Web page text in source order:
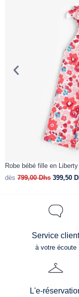
Robe bébé fille en Liberty
dès 799,00Dhs 399,50
Service client
à votre écoute
L'e-